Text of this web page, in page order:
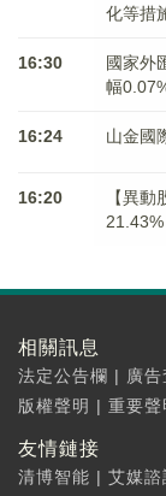
化等措
16:30
國家外
幅
16:24 山金國
16:20
【異
相關訊息
法定公告欄 | 廣告
版權聲明 | 重要聲
友情鏈接
清博智能 | 艾媒諮